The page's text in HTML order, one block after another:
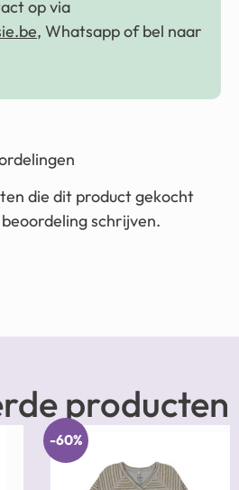
op via
, Whatsapp of bel naar
die dit product gekocht
schrijven.
producten
-60%